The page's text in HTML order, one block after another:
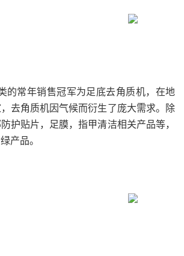
的常年销售冠军为足底去角质机，在地
去角质机因气候而衍生了庞大需求。除
护贴片，足膜，指甲清洁相关产品等，
产品。